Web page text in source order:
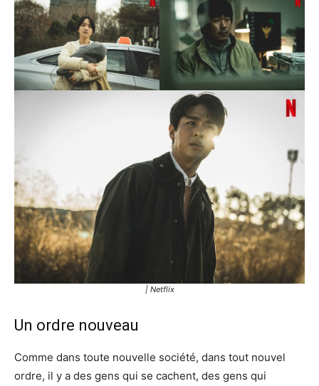
| Netflix
Un ordre nouveau
Comme dans toute nouvelle société, dans tout nouvel
ordre, il y a des gens qui se cachent, des gens qui